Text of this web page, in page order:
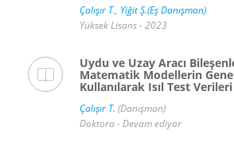
Çalışır T., Yiğit Ş.(Eş Danışman)
Yüksek Lisans - 2023
Uydu ve Uzay Aracı
Matematik Modellerin
Kullanılarak Isıl Test
Çalışır T. (Danışman)
Doktora - Devam ediyor